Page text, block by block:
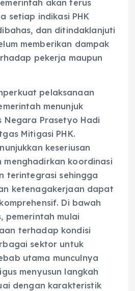
akan terus
setiap indikasi PHK
dan ditindaklanjuti
memberikan dampak
pekerja maupun
pelaksanaan
menunjuk
Negara Prasetyo Hadi
Mitigasi PHK.
keseriusan
menghadirkan koordinasi
terintegrasi sehingga
ketenagakerjaan dapat
Di bawah
pemerintah mulai
terhadap kondisi
sektor untuk
utama munculnya
menyusun langkah
dengan karakteristik